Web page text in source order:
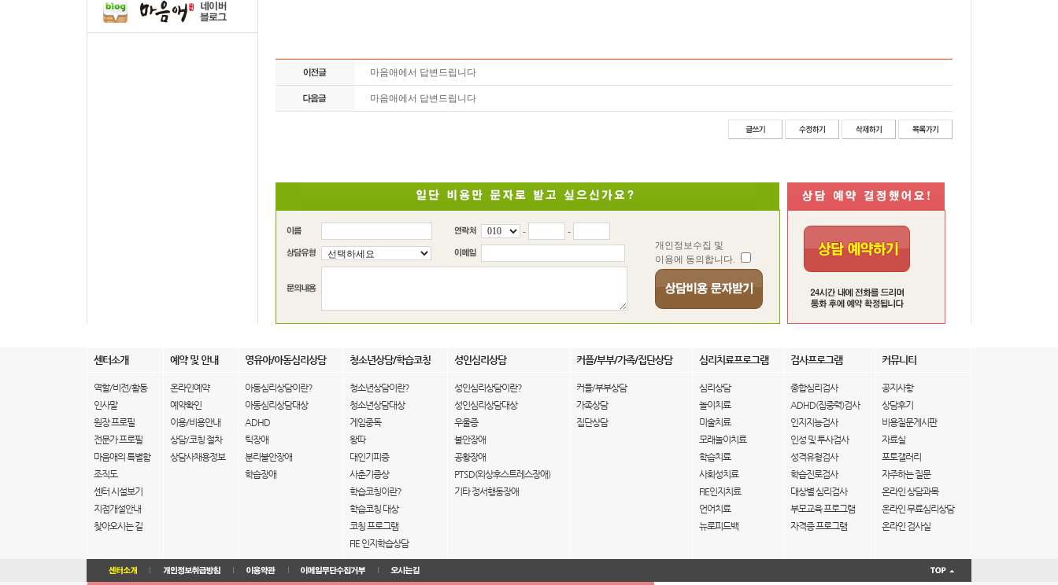
마음애에서 답변드립니다
마음애에서 답변드립니다
-
-
개인정보수집 및
이용에 동의합니다.
센터소개 예약 및 안내 영유아/아동심리상담 청소년상담/학습코칭 성인심리상담 커플/부부/가족/집단상담 심리치료프로그램 검사프로그램 커뮤니티
역할/비전/활동
인사말
원장 프로필
전문가 프로필
마음애의 특별함
조직도
센터 시설보기
지점개설안내
찾아오시는 길
온라인예약
예약확인
이용/비용안내
상담/코칭 절차
상담사채용정보
아동심리상담이란?
아동심리상담대상
ADHD
틱장애
분리불안장애
학습장애
청소년상담이란?
청소년상담대상
게임중독
왕따
대인기피증
사춘기증상
학습코칭이란?
학습코칭 대상
코칭 프로그램
FIE 인지학습상담
성인심리상담이란?
성인심리상담대상
우울증
불안장애
공황장애
PTSD(외상후스트레스장애)
기타 정서행동장애
커플/부부상담
가족상담
집단상담
심리상담
놀이치료
미술치료
모래놀이치료
학습치료
사회성치료
FIE인지치료
언어치료
뉴로피드백
종합심리검사
ADHD(집중력)검사
인지지능검사
인성 및 투사검사
성격유형검사
학습진로검사
대상별 심리검사
부모교육 프로그램
자격증 프로그램
공지사항
상담후기
비용질문게시판
자료실
포토갤러리
자주하는 질문
온라인 상담과목
온라인 무료심리상담
온라인 검사실